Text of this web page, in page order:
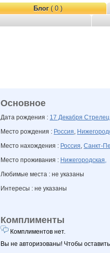
Блог( 0 )
Основное
Дата рождения : 17 Декабря Стрелец
Место рождения : Россия,
Место нахождения : Россия, Санкт-
Место проживания : Нижегородская,
Любимые места : не указаны
Интересы : не указаны
Комплименты
Комплиментов нет.
Вы не авторизованы! Чтобы